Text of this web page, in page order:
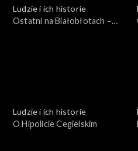
Ludzie i ich historie
Ostatni na Białobłotach –
Ludzie i ich historie
O Hipolicie Cegielskim